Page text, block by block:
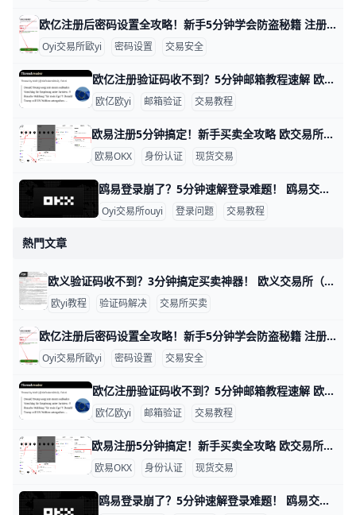
欧亿注册后密码设置全攻略！新手5分钟学会防盗秘籍 注册O易（欧一，也叫“欧交易所”）后，设置密码是保护账户的第一步。通常分两种：登录密码和资金密码。新手别担心，我用简单步骤带你一步步来，比如用手机号+86 139xxxxxxx注册，密码建议设成“OkX2026!Abc1”这种强组合，包含大小写、数字和符号，长8位以上。​
Oyi交易所歐yi 密码设置 交易安全
欧亿注册验证码收不到？5分钟邮箱教程速解 欧交易所邮箱注册收不到验证码？简单教程帮你搞定 大家好！在欧亿（欧一）交易所注册账户时，很多新手遇到邮箱收不到验证码的问题。这很常见，通常是因为垃圾邮件拦截或网络延迟导致。别担心，本文一步步教你排查，5分钟内就能解决。​
欧亿欧yi 邮箱验证 交易教程
欧易注册5分钟搞定！新手买卖全攻略 欧交易所买卖教程：注册信息填写指南 大家好！想在欧易（OKX）交易所买卖加密货币吗？这个教程用简单步骤教你从注册到交易。跟着做，5分钟就能上手，新手也能轻松学会。 第一步：访问官网准备资料 打开浏览器，输入 www.okx.com 进入欧易官网，或者下载“OKX”APP（苹果商店或安卓市场搜索）。准备好你的邮箱（如
欧易OKX 身份认证 现货交易
鸥易登录崩了？5分钟速解登录难题！ 鸥易交易所登录不了？别急，这里有简单步骤帮你一步步解决。很多用户遇到这个问题，通常是因为网络慢、缓存堵塞或验证码出错。根据常见反馈，80%的登录失败来自浏览器缓存和网络问题，比如Chrome浏览器缓存没清干净，导致页面卡住。​
Oyi交易所ouyi 登录问题 交易教程
熱門文章
欧义验证码收不到？3分钟搞定买卖神器！ 欧义交易所（歐yi）买卖时，验证码收不到是很常见的问题，通常因为手机信号弱、短信被拦截或发送频率限制导致。根据官方帮助中心数据，超过70%的用户通过简单检查就能解决，比如信号问题占40%，拦截设置占30%。​
欧yi教程 验证码解决 交易所买卖
欧亿注册后密码设置全攻略！新手5分钟学会防盗秘籍 注册O易（欧一，也叫“欧交易所”）后，设置密码是保护账户的第一步。通常分两种：登录密码和资金密码。新手别担心，我用简单步骤带你一步步来，比如用手机号+86 139xxxxxxx注册，密码建议设成“OkX2026!Abc1”这种强组合，包含大小写、数字和符号，长8位以上。​
Oyi交易所歐yi 密码设置 交易安全
欧亿注册验证码收不到？5分钟邮箱教程速解 欧交易所邮箱注册收不到验证码？简单教程帮你搞定 大家好！在欧亿（欧一）交易所注册账户时，很多新手遇到邮箱收不到验证码的问题。这很常见，通常是因为垃圾邮件拦截或网络延迟导致。别担心，本文一步步教你排查，5分钟内就能解决。​
欧亿欧yi 邮箱验证 交易教程
欧易注册5分钟搞定！新手买卖全攻略 欧交易所买卖教程：注册信息填写指南 大家好！想在欧易（OKX）交易所买卖加密货币吗？这个教程用简单步骤教你从注册到交易。跟着做，5分钟就能上手，新手也能轻松学会。 第一步：访问官网准备资料 打开浏览器，输入 www.okx.com 进入欧易官网，或者下载“OKX”APP（苹果商店或安卓市场搜索）。准备好你的邮箱（如
欧易OKX 身份认证 现货交易
鸥易登录崩了？5分钟速解登录难题！ 鸥易交易所登录不了？别急，这里有简单步骤帮你一步步解决。很多用户遇到这个问题，通常是因为网络慢、缓存堵塞或验证码出错。根据常见反馈，80%的登录失败来自浏览器缓存和网络问题，比如Chrome浏览器缓存没清干净，导致页面卡住。​